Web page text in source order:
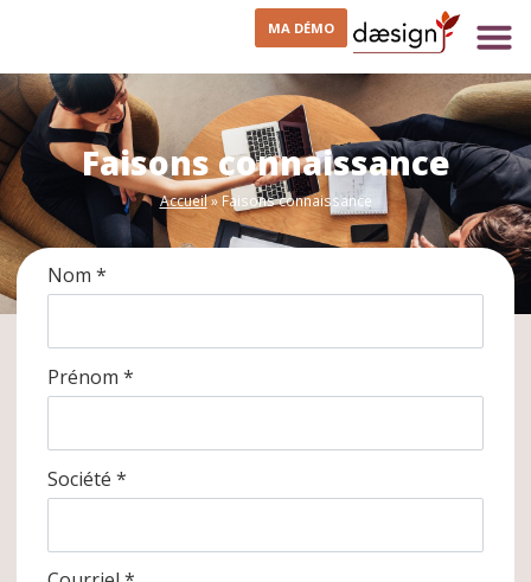
MA DÉMO
Faisons connaissance
Accueil» Faisons connaissance
Nom *
Prénom *
Société *